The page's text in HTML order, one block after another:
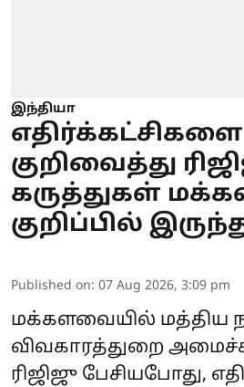
இந்தியா
எதிர்க்கட்சிகளை
குறிவைத்து
கருத்துகள்
குறிப்பில்
Published on: 07 Aug 2026, 3:09 pm
மக்களவையில் மத்திய
விவகாரத்துறை
ரிஜிஜு பேசியபோது,